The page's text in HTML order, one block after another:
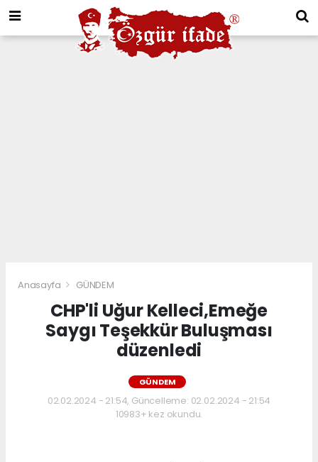
Anasayfa GÜNDEM
CHP'li Uğur Kelleci,Emeğe
Saygı Teşekkür Buluşması
düzenledi
GÜNDEM
02.02.2024 - 21:54, Güncelleme: 02.02.2024 - 21:54
10983+ kez okundu.